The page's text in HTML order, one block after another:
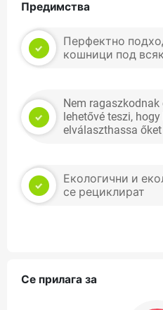
Πредимства
Перфектно
кошници под
Nem
lehetővé teszi,
elválaszthassa
Екологични и
се рециклират
Се прилага за